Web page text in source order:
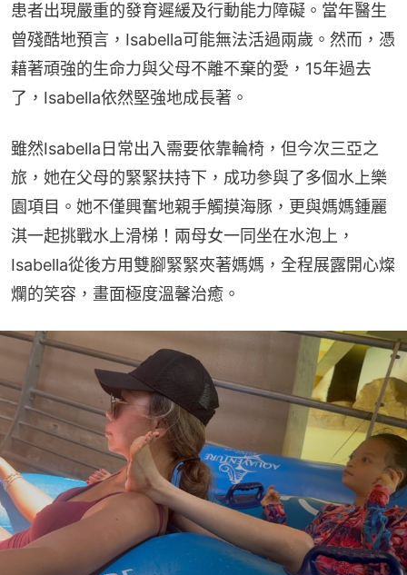
患者出現嚴重的發育遲緩及行動能力障礙。當年醫生
曾殘酷地預言，Isabella可能無法活過兩歲。然而，憑
藉著頑強的生命力與父母不離不棄的愛，15年過去
了，Isabella依然堅強地成長著。
雖然Isabella日常出入需要依靠輪椅，但今次三亞之
旅，她在父母的緊緊扶持下，成功參與了多個水上樂
園項目。她不僅興奮地親手觸摸海豚，更與媽媽鍾麗
淇一起挑戰水上滑梯！兩母女一同坐在水泡上，
Isabella從後方用雙腳緊緊夾著媽媽，全程展露開心燦
爛的笑容，畫面極度溫馨治癒。